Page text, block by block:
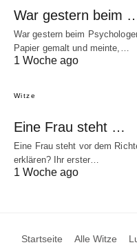
War gestern beim
War gestern beim
Papier gemalt und meinte,…
1 Woche ago
Witze
Eine Frau steht …
Eine Frau steht vor dem
erklären? Ihr erster…
1 Woche ago
Startseite Alle Witze